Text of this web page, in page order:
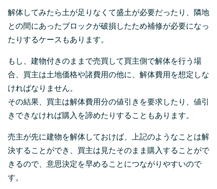
解体してみたら土が足りなくて盛土が必要だったり、隣地
との間にあったブロックが破損したため補修が必要になっ
たりするケースもあります。
もし、建物付きのままで売買して買主側で解体を行う場
合、買主は土地価格や諸費用の他に、解体費用を想定しな
ければなりません。
その結果、買主は解体費用分の値引きを要求したり、値引
きできなければ購入を諦めたりすることもあります。
売主が先に建物を解体しておけば、上記のようなことは解
決することができ、買主は見たそのまま購入することがで
きるので、意思決定を早めることにつながりやすいので
す。